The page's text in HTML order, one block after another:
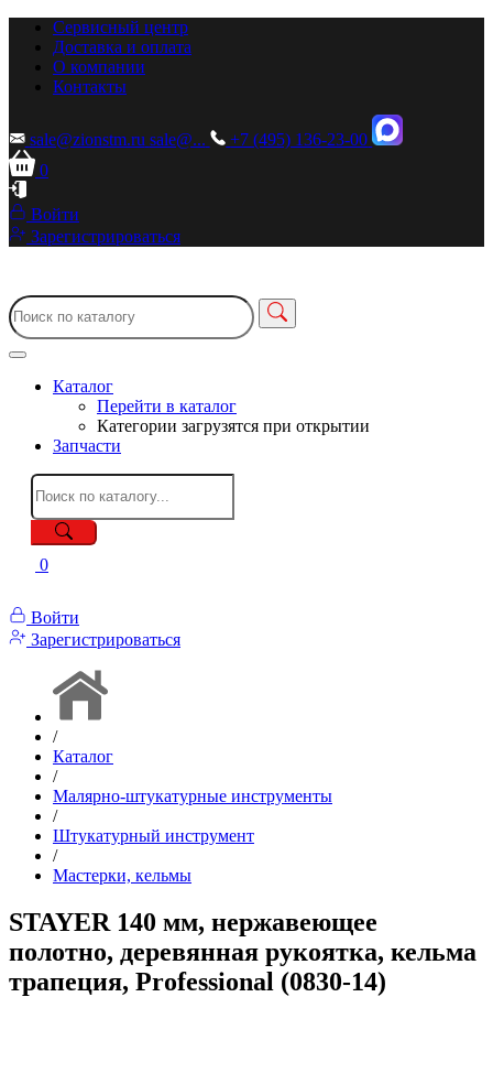
Сервисный центр
Доставка и оплата
О компании
Контакты
sale@zionstm.ru sale@...
+7 (495) 136-23-00
0
Войти
Зарегистрироваться
Каталог
Перейти в каталог
Категории загрузятся при открытии
Запчасти
0
Войти
Зарегистрироваться
/
Каталог
/
Малярно-штукатурные инструменты
/
Штукатурный инструмент
/
Мастерки, кельмы
STAYER 140 мм, нержавеющее
полотно, деревянная рукоятка, кельма
трапеция, Professional (0830-14)